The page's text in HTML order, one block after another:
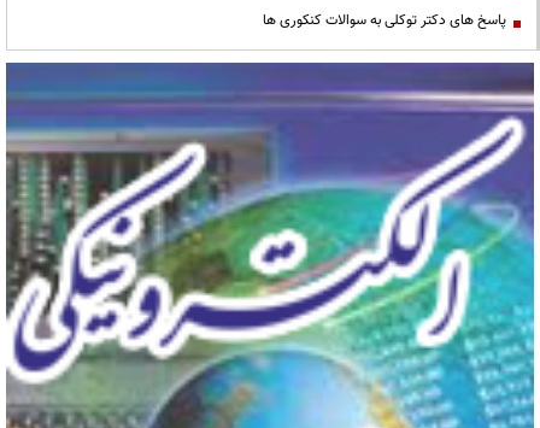
پاسخ های دکتر توکلی به سوالات کنکوری ها